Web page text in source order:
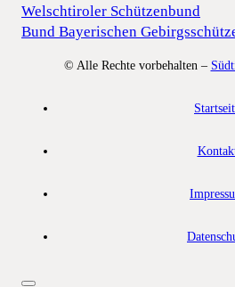
Welschtiroler Schützenbund
Bund Bayerischen
© Alle Rechte vorbehalten –